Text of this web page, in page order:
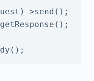
>send();